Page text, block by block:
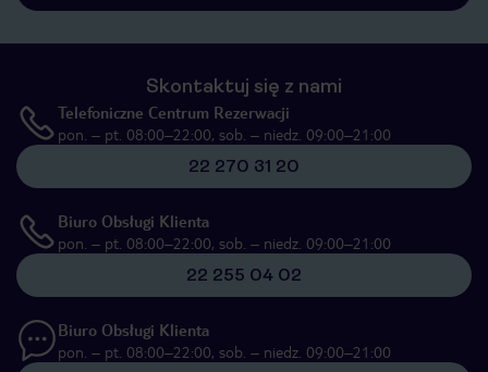
Skontaktuj się z nami
Telefoniczne Centrum Rezerwacji
pon. – pt. 08:00–22:00, sob. – niedz. 09:00–21:00
22 270 31 20
Biuro Obsługi Klienta
pon. – pt. 08:00–22:00, sob. – niedz. 09:00–21:00
22 255 04 02
Biuro Obsługi Klienta
pon. – pt. 08:00–22:00, sob. – niedz. 09:00–21:00